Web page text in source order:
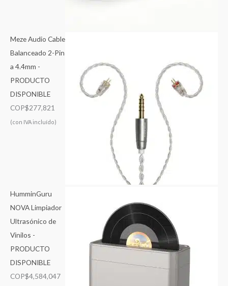
Meze Audio Cable
Balanceado 2-Pin
a 4.4mm -
PRODUCTO
DISPONIBLE
COP$277,821
(con IVA incluído)
HumminGuru
NOVA Limpiador
Ultrasónico de
Vinilos -
PRODUCTO
DISPONIBLE
COP$4,584,047